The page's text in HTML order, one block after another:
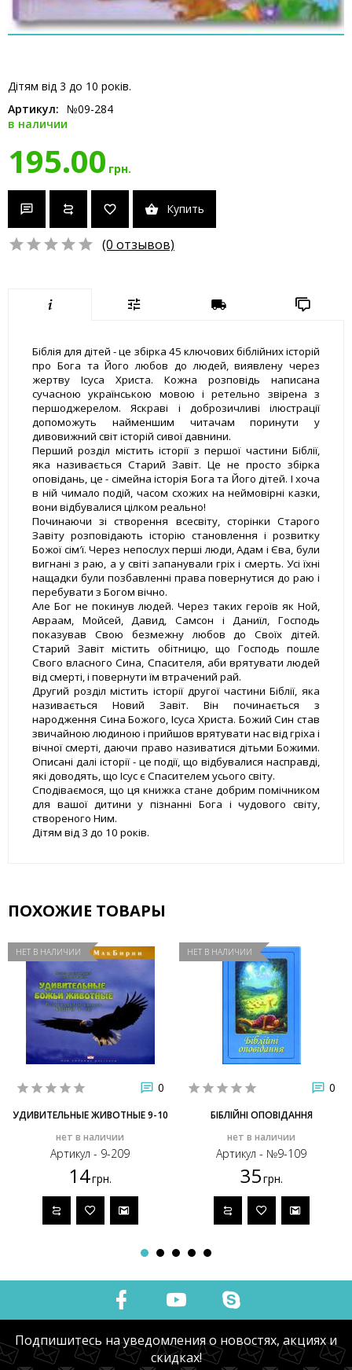
Дітям від 3 до 10 років.
Артикул:
№09-284
в наличии
195.00 грн.
Купить
(0 отзывов)
Біблія для дітей - це збірка 45 ключових біблійних історій
про Бога та Його любов до людей, виявлену через
жертву Ісуса Христа. Кожна розповідь написана
сучасною українською мовою і ретельно звірена з
першоджерелом. Яскраві і доброзичливі ілюстрації
допоможуть найменшим читачам поринути у
дивовижний світ історій сивої давнини.
Перший розділ містить історії з першої частини Біблії,
яка називається Старий Завіт. Це не просто збірка
оповідань, це - сімейна історія Бога та Його дітей. І хоча
в ній чимало подій, часом схожих на неймовірні казки,
вони відбувалися цілком реально!
Починаючи зі створення всесвіту, сторінки Старого
Завіту розповідають історію становлення і розвитку
Божої сім′ї. Через непослух перші люди, Адам і Єва, були
вигнані з раю, а у світі запанували гріх і смерть. Усі їхні
нащадки були позбавленні права повернутися до раю і
перебувати з Богом вічно.
Але Бог не покинув людей. Через таких героїв як Ной,
Авраам, Мойсей, Давид, Самсон і Даниїл, Господь
показував Свою безмежну любов до Своїх дітей.
Старий Завіт містить обітницю, що Господь пошле
Свого власного Сина, Спасителя, аби врятувати людей
від смерті, і повернути їм втрачений рай.
Другий розділ містить історії другої частини Біблії, яка
називається Новий Завіт. Він починається з
народження Сина Божого, Ісуса Христа. Божий Син став
звичайною людиною і прийшов врятувати нас від гріха і
вічної смерті, даючи право називатися дітьми Божими.
Описані далі історії - це події, що відбувалися насправді,
які доводять, що Ісус є Спасителем усього світу.
Сподіваємося, що ця книжка стане добрим помічником
для вашої дитини у пізнанні Бога і чудового світу,
створеного Ним.
Дітям від 3 до 10 років.
ПОХОЖИЕ ТОВАРЫ
НЕТ В НАЛИЧИИ
0
УДИВИТЕЛЬНЫЕ ЖИВОТНЫЕ 9-10
нет в наличии
Артикул - 9-209
14грн.
НЕТ В НАЛИЧИИ
0
БІБЛІЙНІ ОПОВІДАННЯ
нет в наличии
Артикул - №9-109
35грн.
Подпишитесь на уведомления о новостях, акциях и
скидках!